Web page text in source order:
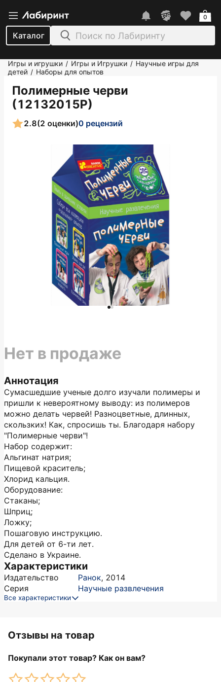
Каталог
0
Игры и игрушки / Игры и Игрушки / Научные игры для
детей / Наборы для опытов
Полимерные черви
(12132015Р)
2.8(2 оценки)0 рецензий
Аннотация
Сумасшедшие ученые долго изучали полимеры и
пришли к невероятному выводу: из полимеров
можно делать червей! Разноцветные, длинных,
скользких! Как, спросишь ты. Благодаря набору
"Полимерные черви"!
Набор содержит:
Альгинат натрия;
Пищевой краситель;
Хлорид кальция.
Оборудование:
Стаканы;
Шприц;
Ложку;
Пошаговую инструкцию.
Для детей от 6-ти лет.
Сделано в Украине.
Характеристики
Издательство Ранок, 2014
Серия
Научные развлечения
Все характеристики
Нет в продаже
Отзывы на товар
Покупали этот товар? Как он вам?